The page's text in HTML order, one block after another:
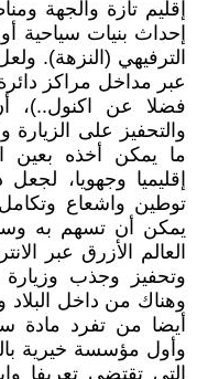
إقليم تازة والجهة
إحداث بنيات سياحية
الترفيهي (النزهة).
عبر مداخل مراكز
فضلا عن اكنول..)،
والتحفيز على
ما يمكن أخذه بعين
إقليميا وجهويا،
توطين واشعاع
يمكن أن تسهم به
العالم الأزرق عبر
وتحفيز وجذب
وهناك من داخل
أيضا من تفرد مادة
وأول مؤسسة خيرية
التي تقتضي تعريفا